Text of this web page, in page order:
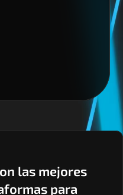
las mejores
para